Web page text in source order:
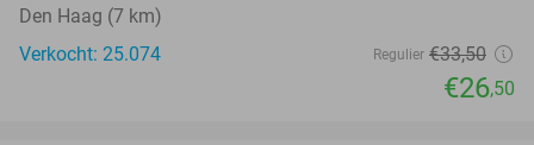
Den Haag (7 km)
Verkocht: 25.074
Regulier €33,50
€26,50